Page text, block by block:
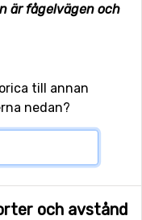
är fågelvägen och
till annan
nedan?
och avstånd